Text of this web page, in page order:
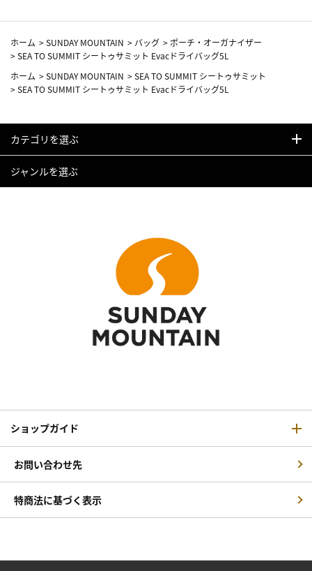
ホーム >SUNDAY MOUNTAIN > バッグ > ポーチ・オーガナイザー
>SEA TO SUMMIT シートゥサミット Evacドライバッグ5L
ホーム >SUNDAY MOUNTAIN >SEA TO SUMMIT シートゥサミット
>SEA TO SUMMIT シートゥサミット Evacドライバッグ5L
カテゴリを選ぶ
ジャンルを選ぶ
ショップガイド
お問い合わせ先
特商法に基づく表示